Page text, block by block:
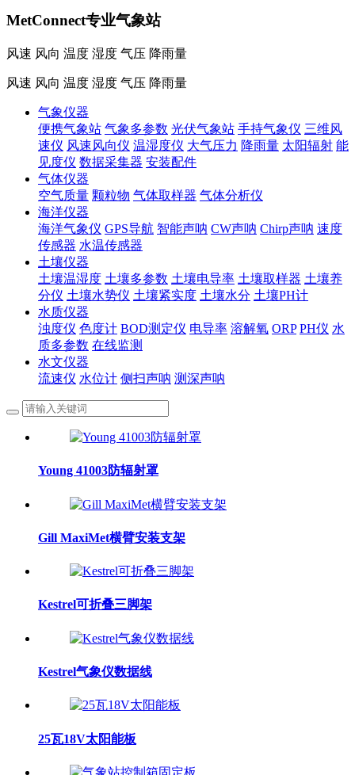
MetConnect专业气象站
风速 风向 温度 湿度 气压 降雨量
风速 风向 温度 湿度 气压 降雨量
气象仪器
便携气象站 气象多参数 光伏气象站 手持气象仪 三维风
速仪 风速风向仪 温湿度仪 大气压力 降雨量 太阳辐射 能
见度仪 数据采集器 安装配件
气体仪器
空气质量 颗粒物 气体取样器 气体分析仪
海洋仪器
海洋气象仪 GPS导航 智能声呐 CW声呐 Chirp声呐 速度
传感器 水温传感器
土壤仪器
土壤温湿度 土壤多参数 土壤电导率 土壤取样器 土壤养
分仪 土壤水势仪 土壤紧实度 土壤水分 土壤PH计
水质仪器
浊度仪 色度计 BOD测定仪 电导率 溶解氧 ORP PH仪 水
质多参数 在线监测
水文仪器
流速仪 水位计 侧扫声呐 测深声呐
Young 41003防辐射罩
Gill MaxiMet横臂安装支架
Kestrel可折叠三脚架
Kestrel气象仪数据线
25瓦18V太阳能板